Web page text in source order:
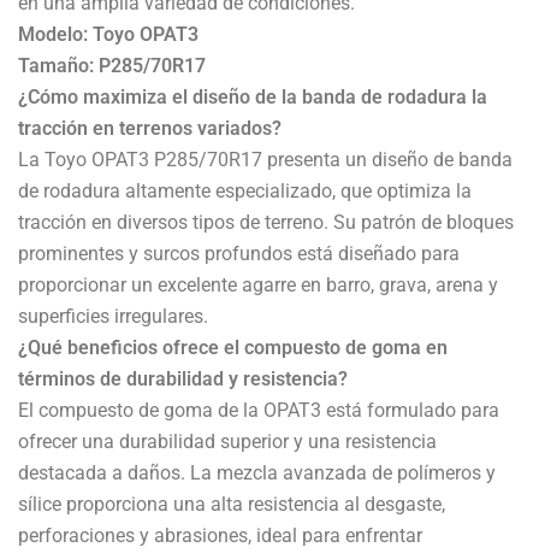
Modelo: Toyo OPAT3
Tamaño: P285/70R17
¿Cómo maximiza el diseño de la banda de rodadura la
tracción en terrenos variados?
La Toyo OPAT3 P285/70R17 presenta un diseño de banda
de rodadura altamente especializado, que optimiza la
tracción en diversos tipos de terreno. Su patrón de bloques
prominentes y surcos profundos está diseñado para
proporcionar un excelente agarre en barro, grava, arena y
superficies irregulares.
¿Qué beneficios ofrece el compuesto de goma en
términos de durabilidad y resistencia?
El compuesto de goma de la OPAT3 está formulado para
ofrecer una durabilidad superior y una resistencia
destacada a daños. La mezcla avanzada de polímeros y
sílice proporciona una alta resistencia al desgaste,
perforaciones y abrasiones, ideal para enfrentar